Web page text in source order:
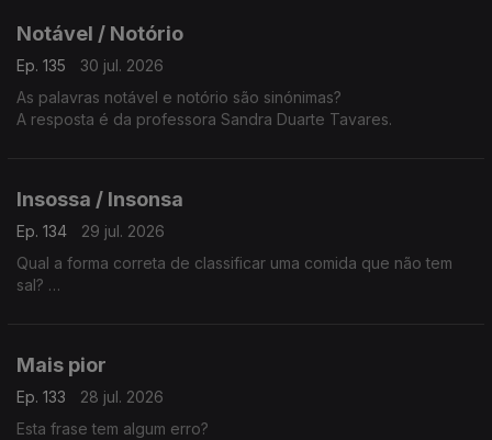
Notável / Notório
Ep. 135
30 jul. 2026
As palavras notável e notório são sinónimas?
A resposta é da professora Sandra Duarte Tavares.
Insossa / Insonsa
Ep. 134
29 jul. 2026
Qual a forma correta de classificar uma comida que não tem
sal?
Mais pior
Ep. 133
28 jul. 2026
Esta frase tem algum erro?